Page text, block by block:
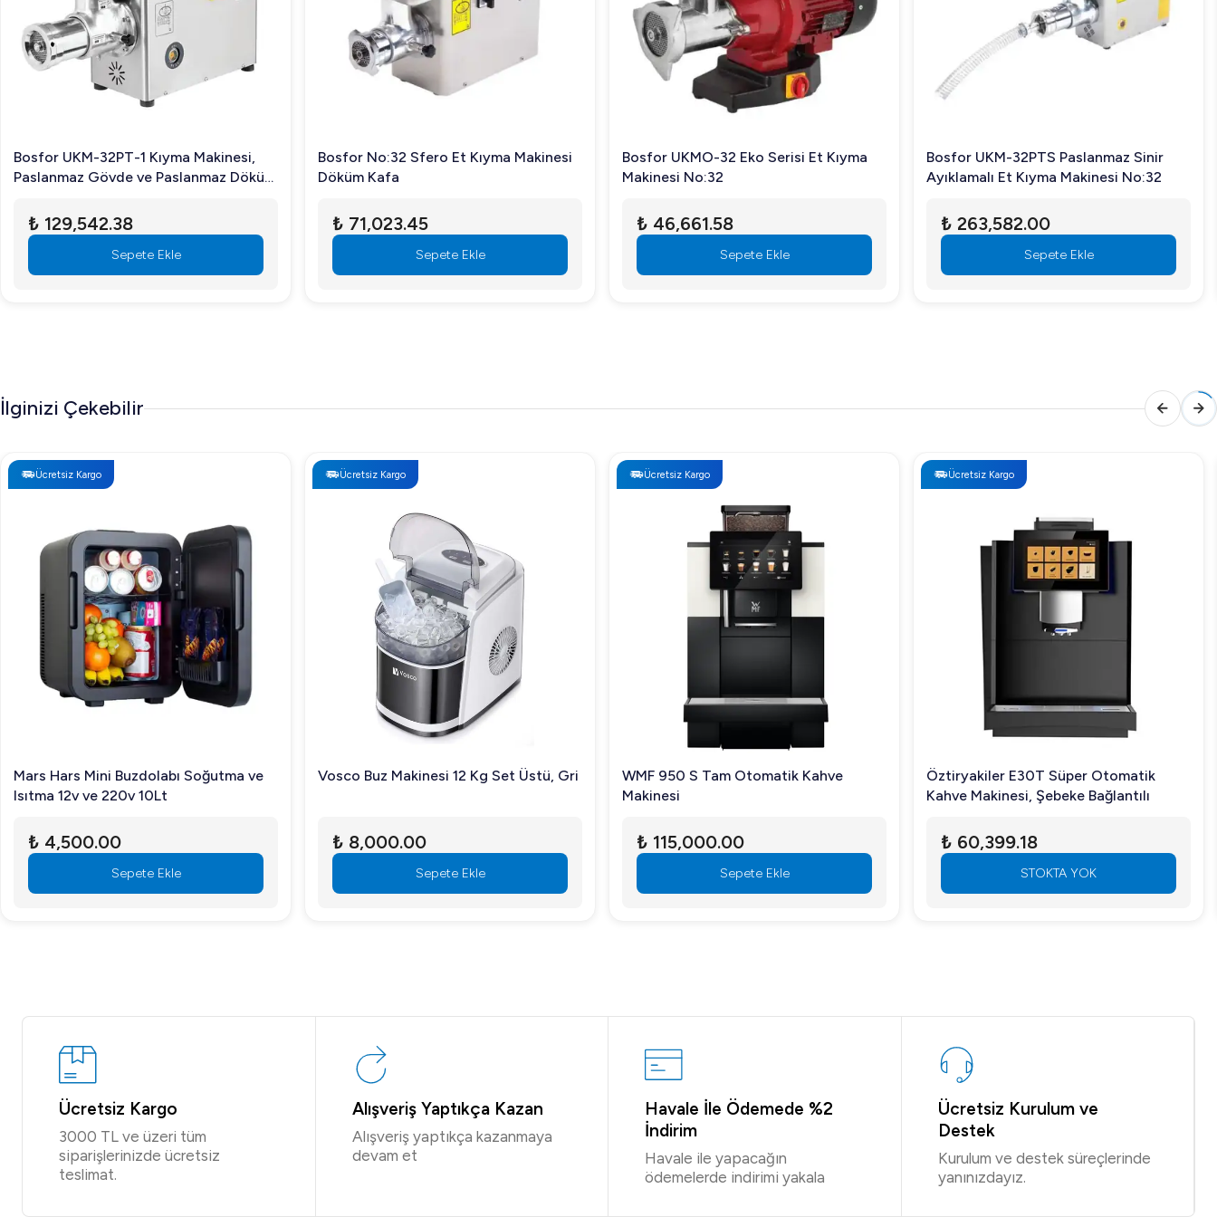
2. Trifaze güç kaynağına ihtiyacımız var mı?
Evet, makine trifaze 380 V güç ile çalışmaktadır.
3. Makine ile hangi et türleri işlenebilir?
Daha fazla bilgi için ürün sayfasını ziyaret edebilir veya uzman ekibimizle iletişime geçebilirsiniz. Viber kıyma makineleri ile endüstriyel mutfaklarınızda fark yaratın!
Bosfor UKM-32PT-1 Kıyma Makinesi,
Paslanmaz Gövde ve Paslanmaz Döküm
₺ 129,542.38
Sepete Ekle
Bosfor No:32 Sfero Et Kıyma Makinesi
Döküm Kafa
₺ 71,023.45
Sepete Ekle
Bosfor UKMO-32 Eko Serisi Et Kıyma
Makinesi No:32
₺ 46,661.58
Sepete Ekle
Bosfor UKM-32PTS Paslanmaz Sinir
Ayıklamalı Et Kıyma Makinesi No:32
₺ 263,582.00
Sepete Ekle
İlginizi Çekebilir
Ücretsiz Kargo
Mars Hars Mini Buzdolabı Soğutma ve
Isıtma 12v ve 220v 10Lt
₺ 4,500.00
Sepete Ekle
Ücretsiz Kargo
Vosco Buz Makinesi 12 Kg Set Üstü, Gri
₺ 8,000.00
Sepete Ekle
Ücretsiz Kargo
WMF 950 S Tam Otomatik Kahve
Makinesi
₺ 115,000.00
Sepete Ekle
Ücretsiz Kargo
Öztiryakiler E30T Süper Otomatik
Kahve Makinesi, Şebeke Bağlantılı
₺ 60,399.18
STOKTA YOK
Ücretsiz Kargo
3000 TL ve üzeri tüm
siparişlerinizde ücretsiz
teslimat.
Alışveriş Yaptıkça Kazan
Alışveriş yaptıkça kazanmaya
devam et
Havale İle Ödemede %2
İndirim
Havale ile yapacağın
ödemelerde indirimi yakala
Ücretsiz Kurulum ve
Destek
Kurulum ve destek süreçlerinde
yanınızdayız.